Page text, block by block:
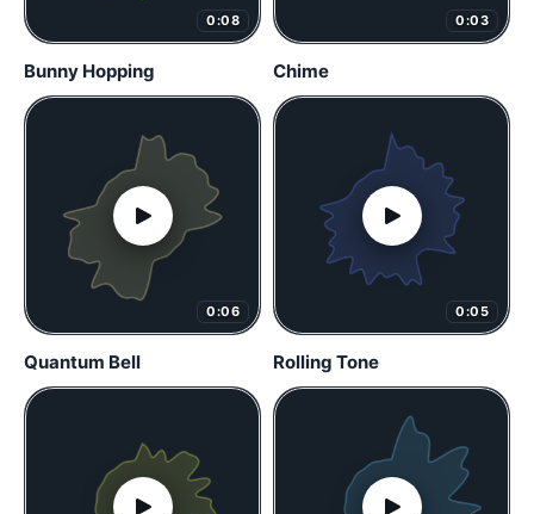
0:08
Bunny Hopping
0:03
Chime
0:06
Quantum Bell
0:05
Rolling Tone